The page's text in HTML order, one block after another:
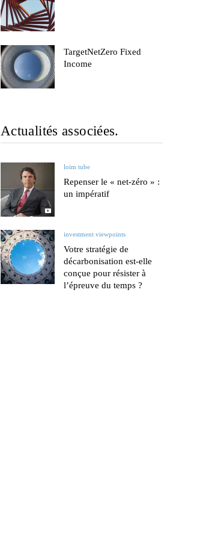
TargetNetZero Fixed
Income
Actualités associées.
loim tube
Repenser le « net-zéro » :
un impératif
investment viewpoints
Votre stratégie de
décarbonisation est-elle
conçue pour résister à
l’épreuve du temps ?